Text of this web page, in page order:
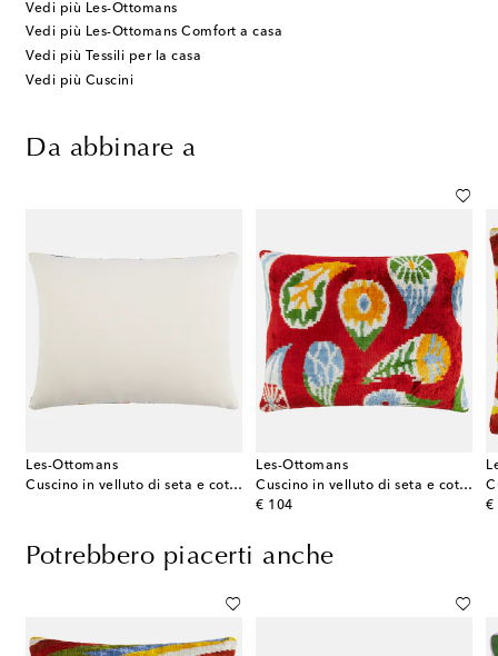
Vedi più Les-Ottomans
Vedi più Les-Ottomans Comfort a casa
Vedi più Tessili per la casa
Vedi più Cuscini
Da abbinare a
Les-Ottomans
Cuscino in velluto di seta e cotone
Les-Ottomans
Cuscino in velluto di seta e cotone
€ 104
original price €
Potrebbero piacerti anche